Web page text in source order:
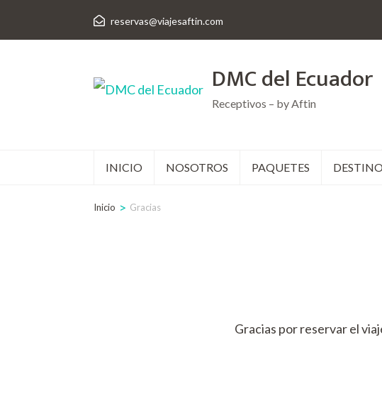
reservas@viajesaftin.com
DMC del Ecuador
Receptivos – by Aftin
INICIO NOSOTROS PAQUETES
Inicio > Gracias
Gracias por reservar el